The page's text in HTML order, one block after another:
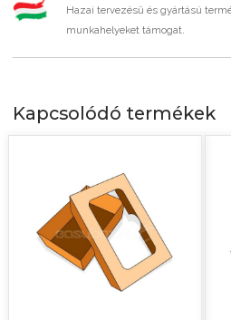
Hazai tervezésű és gyártású
munkahelyeket támogat.
Kapcsolódó termékek